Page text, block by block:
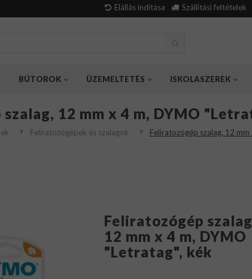
Elállás indítása Szállítási feltételek
BÚTOROK ÜZEMELTETÉS ISKOLASZEREK
12 mm x 4 m, DYMO
Feliratozógépek és szalagok Feliratozógép szalag, 12
Feliratozógép
12 mm x 4 m, DYMO
"Letratag", kék